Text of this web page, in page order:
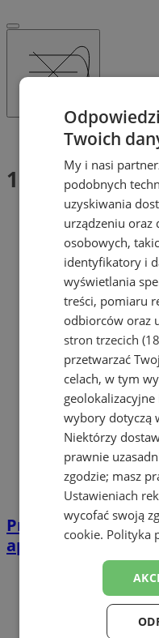
Tag: 112
112 (2)
Przemoc domowa
apeluje: reaguj i
Twoich
My i nasi
podobnych
uzyskiwania
urządzeniu oraz
osobowych,
identyfikatory i
wyświetlania
treści, pomiaru
odbiorców oraz
stron trzecich
przetwarzać
celach, w tym
wybory dotyczą
Niektórzy
prawnie
zgodzie; masz
Ustawieniach
wycofać swoją
cookie. Polityka